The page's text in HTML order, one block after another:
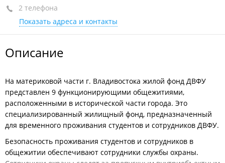
2 телефона
Показать адреса и контакты
Описание
На материковой части г. Владивостока жилой фонд ДВФУ
представлен 9 функционирующими общежитиями,
расположенными в исторической части города. Это
специализированный жилищный фонд, предназначенный
для временного проживания студентов и сотрудников ДВФУ.
Безопасность проживания студентов и сотрудников в
общежитии обеспечивают сотрудники службы охраны.